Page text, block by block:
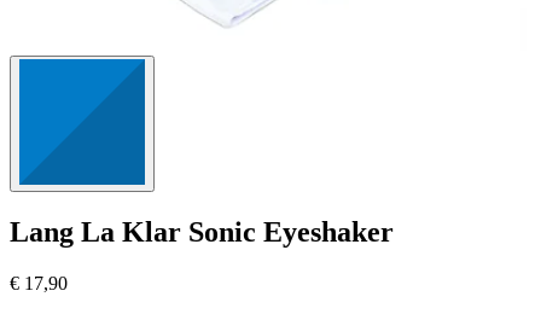
Lang La Klar Sonic Eyeshaker
€ 17,90